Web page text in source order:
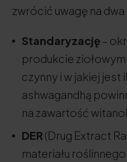
zwrócić uwagę na
Standaryzację –
produkcie ziołowym
czynny i w jakiej jest
ashwagandhą
na zawartość
DER (Drug Extract
materiału